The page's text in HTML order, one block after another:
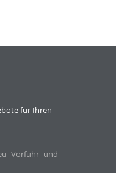
für Ihren
Vorführ- und